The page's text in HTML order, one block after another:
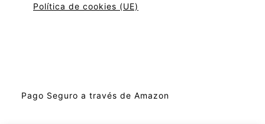
Política de cookies (UE)
Pago Seguro a través de Amazon